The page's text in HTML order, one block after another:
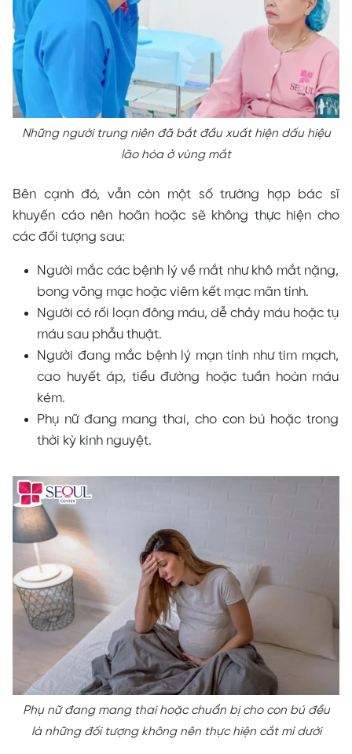
Những người trung niên đã bắt đầu xuất hiện dấu hiệu
lão hóa ở vùng mắt
Bên cạnh đó, vẫn còn một số trường hợp bác sĩ
khuyến cáo nên hoãn hoặc sẽ không thực hiện cho
các đối tượng sau:
Người mắc các bệnh lý về mắt như khô mắt nặng,
bong võng mạc hoặc viêm kết mạc mãn tính.
Người có rối loạn đông máu, dễ chảy máu hoặc tụ
máu sau phẫu thuật.
Người đang mắc bệnh lý mạn tính như tim mạch,
cao huyết áp, tiểu đường hoặc tuần hoàn máu
kém.
Phụ nữ đang mang thai, cho con bú hoặc trong
thời kỳ kinh nguyệt.
Phụ nữ đang mang thai hoặc chuẩn bị cho con bú đều
là những đối tượng không nên thực hiện cắt mí dưới